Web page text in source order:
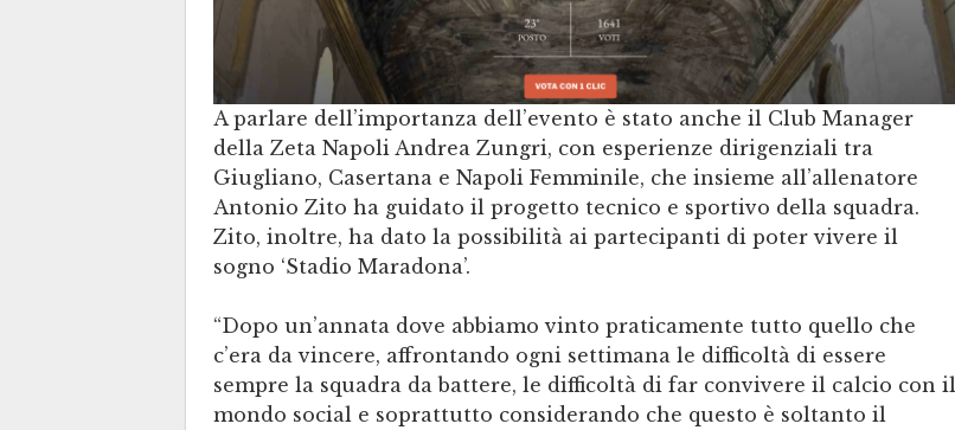
A parlare dell’importanza dell’evento è stato anche il Club Manager
della Zeta Napoli Andrea Zungri, con esperienze dirigenziali tra
Giugliano, Casertana e Napoli Femminile, che insieme all’allenatore
Antonio Zito ha guidato il progetto tecnico e sportivo della squadra.
Zito, inoltre, ha dato la possibilità ai partecipanti di poter vivere il
sogno ‘Stadio Maradona’.
“Dopo un’annata dove abbiamo vinto praticamente tutto quello che
c’era da vincere, affrontando ogni settimana le difficoltà di essere
sempre la squadra da battere, le difficoltà di far convivere il calcio con il
mondo social e soprattutto considerando che questo è soltanto il